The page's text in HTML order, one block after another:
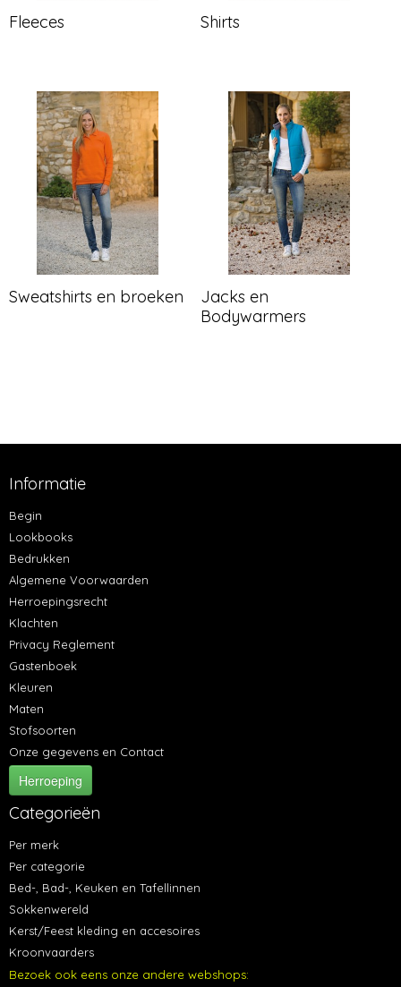
Fleeces Shirts
Sweatshirts en broeken
Jacks en
Bodywarmers
Informatie
Begin
Lookbooks
Bedrukken
Algemene Voorwaarden
Herroepingsrecht
Klachten
Privacy Reglement
Gastenboek
Kleuren
Maten
Stofsoorten
Onze gegevens en Contact
Herroeping
Categorieën
Per merk
Per categorie
Bed-, Bad-, Keuken en Tafellinnen
Sokkenwereld
Kerst/Feest kleding en accesoires
Kroonvaarders
Bezoek ook eens onze andere webshops: